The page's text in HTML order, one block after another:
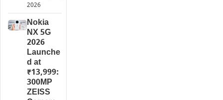
2026
Nokia
NX 5G
2026
Launche
d at
₹13,999:
300MP
ZEISS